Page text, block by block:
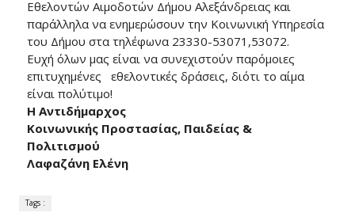
Εθελοντών Αιμοδοτών Δήμου Αλεξάνδρειας και
παράλληλα να ενημερώσουν την Κοινωνική Υπηρεσία
του Δήμου στα τηλέφωνα 23330-53071,53072.
Ευχή όλων μας είναι να συνεχιστούν παρόμοιες
επιτυχημένες εθελοντικές δράσεις, διότι το αίμα
είναι πολύτιμο!
Η Αντιδήμαρχος
Κοινωνικής Προστασίας, Παιδείας &
Πολιτισμού
Λαφαζάνη Ελένη
Tags :